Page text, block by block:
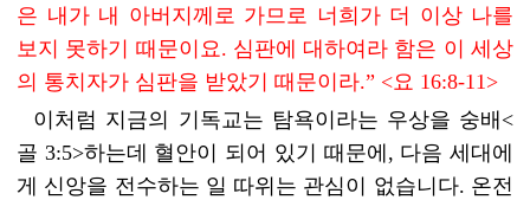
은 내가 내 아버지께로 가므로 너희가 더 이상 나를
보지 못하기 때문이요. 심판에 대하여라 함은 이 세상
의 통치자가 심판을 받았기 때문이라.” <요 16:8-11>
이처럼 지금의 기독교는 탐욕이라는 우상을 숭배<
골 3:5>하는데 혈안이 되어 있기 때문에, 다음 세대에
게 신앙을 전수하는 일 따위는 관심이 없습니다. 온전